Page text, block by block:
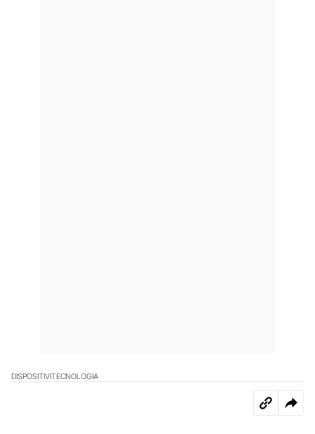
DISPOSITIVITECNOLOGIA